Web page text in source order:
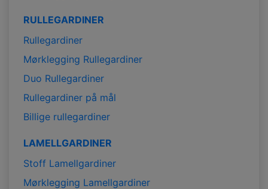
RULLEGARDINER
Rullegardiner
Mørklegging Rullegardiner
Duo Rullegardiner
Rullegardiner på mål
Billige rullegardiner
LAMELLGARDINER
Stoff Lamellgardiner
Mørklegging Lamellgardiner